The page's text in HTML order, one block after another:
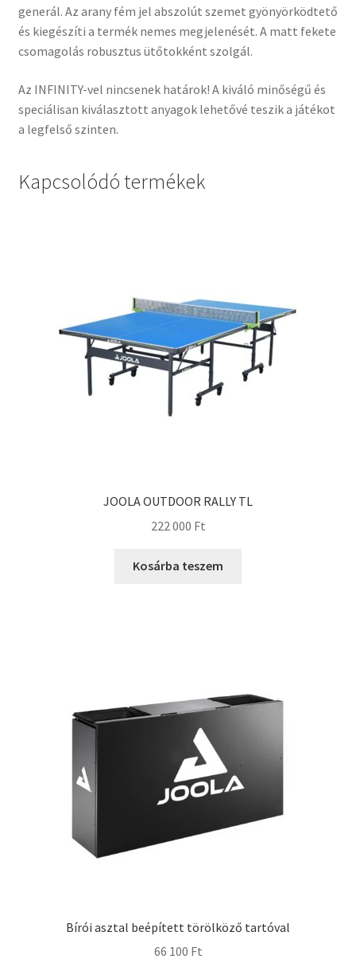
generál. Az arany fém jel abszolút szemet gyönyörködtető
és kiegészíti a termék nemes megjelenését. A matt fekete
csomagolás robusztus ütőtokként szolgál.
Az INFINITY-vel nincsenek határok! A kiváló minőségű és
speciálisan kiválasztott anyagok lehetővé teszik a játékot
a legfelső szinten.
Kapcsolódó termékek
JOOLA OUTDOOR RALLY TL
222 000 Ft
Kosárba teszem
Bírói asztal beépített törölköző tartóval
66 100 Ft